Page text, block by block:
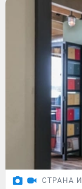
СТРАНА